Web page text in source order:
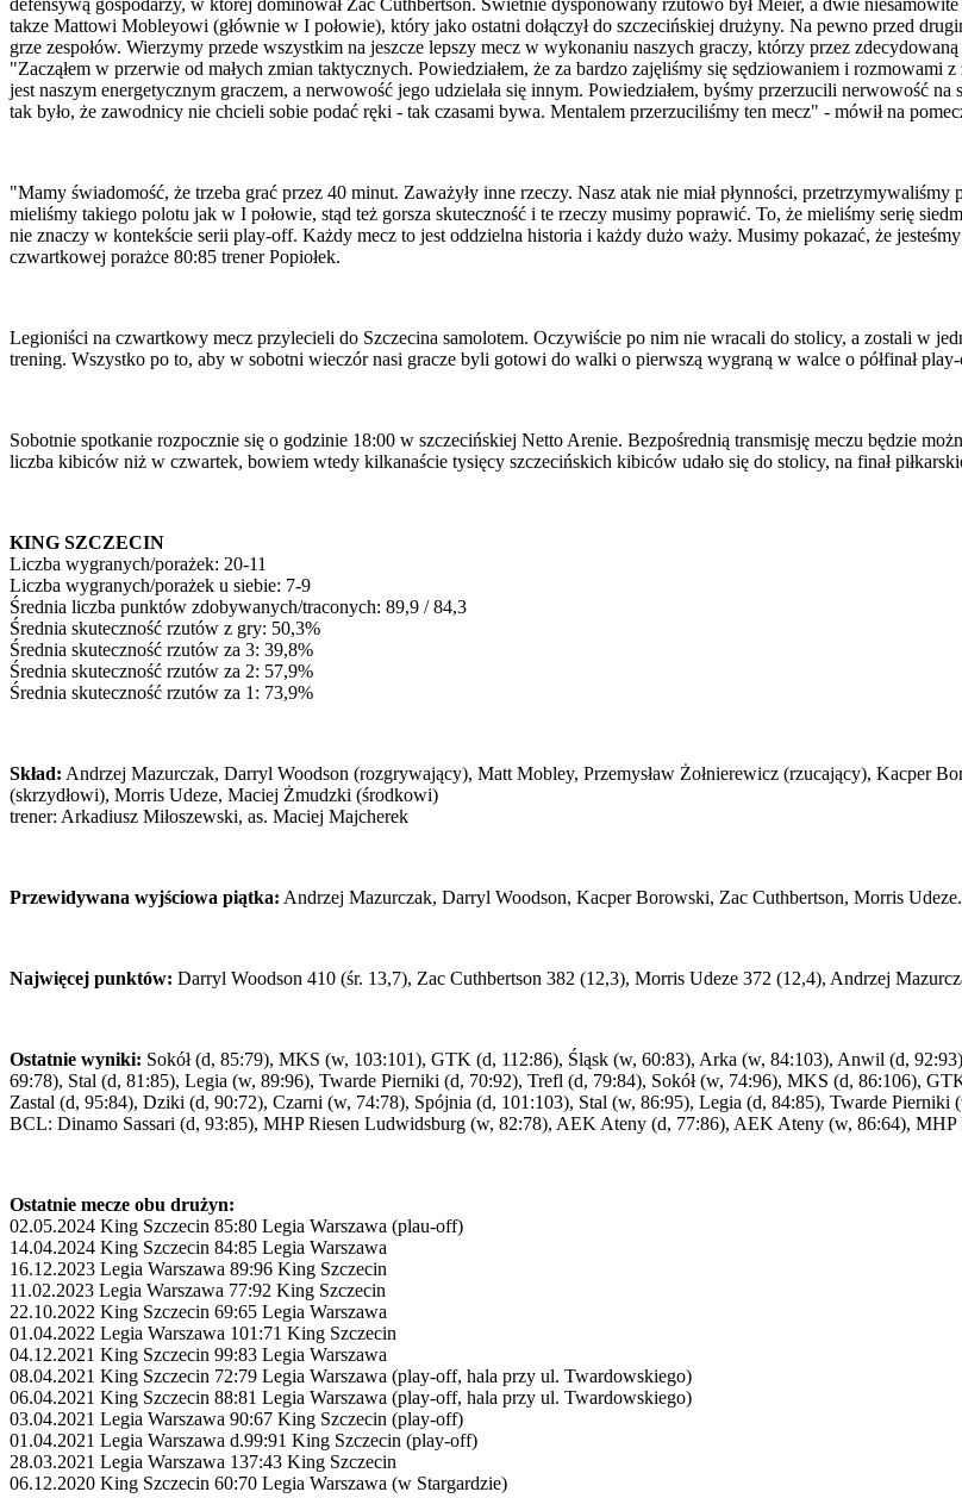
defensywą gospodarzy, w której dominował Zac Cuthbertson. Świetnie dysponowany rzutowo był Meier, a dwie
takze Mattowi Mobleyowi (głównie w I połowie), który jako ostatni dołączył do szczecińskiej drużyny. Na pewno przed
grze zespołów. Wierzymy przede wszystkim na jeszcze lepszy mecz w wykonaniu naszych graczy, którzy przez
"Zacząłem w przerwie od małych zmian taktycznych. Powiedziałem, że za bardzo zajęliśmy się sędziowaniem i
jest naszym energetycznym graczem, a nerwowość jego udzielała się innym. Powiedziałem, byśmy przerzucili nerwowość
tak było, że zawodnicy nie chcieli sobie podać ręki - tak czasami bywa. Mentalem przerzuciliśmy ten mecz" - mówił na
"Mamy świadomość, że trzeba grać przez 40 minut. Zaważyły inne rzeczy. Nasz atak nie miał płynności,
mieliśmy takiego polotu jak w I połowie, stąd też gorsza skuteczność i te rzeczy musimy poprawić. To, że mieliśmy serię
nie znaczy w kontekście serii play-off. Każdy mecz to jest oddzielna historia i każdy dużo waży. Musimy pokazać, że
czwartkowej porażce 80:85 trener Popiołek.
Legioniści na czwartkowy mecz przylecieli do Szczecina samolotem. Oczywiście po nim nie wracali do stolicy, a zostali w
trening. Wszystko po to, aby w sobotni wieczór nasi gracze byli gotowi do walki o pierwszą wygraną w walce o półfinał
Sobotnie spotkanie rozpocznie się o godzinie 18:00 w szczecińskiej Netto Arenie. Bezpośrednią transmisję meczu będzie
liczba kibiców niż w czwartek, bowiem wtedy kilkanaście tysięcy szczecińskich kibiców udało się do stolicy, na finał
KING SZCZECIN
Liczba wygranych/porażek: 20-11
Liczba wygranych/porażek u siebie: 7-9
Średnia liczba punktów zdobywanych/traconych: 89,9 / 84,3
Średnia skuteczność rzutów z gry: 50,3%
Średnia skuteczność rzutów za 3: 39,8%
Średnia skuteczność rzutów za 2: 57,9%
Średnia skuteczność rzutów za 1: 73,9%
Skład: Andrzej Mazurczak, Darryl Woodson (rozgrywający), Matt Mobley, Przemysław Żołnierewicz (rzucający), Kacper
(skrzydłowi), Morris Udeze, Maciej Żmudzki (środkowi)
trener: Arkadiusz Miłoszewski, as. Maciej Majcherek
Przewidywana wyjściowa piątka: Andrzej Mazurczak, Darryl Woodson, Kacper Borowski, Zac Cuthbertson, Morris Udeze.
Najwięcej punktów: Darryl Woodson 410 (śr. 13,7), Zac Cuthbertson 382 (12,3), Morris Udeze 372 (12,4), Andrzej
Ostatnie wyniki: Sokół (d, 85:79), MKS (w, 103:101), GTK (d, 112:86), Śląsk (w, 60:83), Arka (w, 84:103), Anwil (d,
69:78), Stal (d, 81:85), Legia (w, 89:96), Twarde Pierniki (d, 70:92), Trefl (d, 79:84), Sokół (w, 74:96), MKS (d, 86:106),
Zastal (d, 95:84), Dziki (d, 90:72), Czarni (w, 74:78), Spójnia (d, 101:103), Stal (w, 86:95), Legia (d, 84:85), Twarde
BCL: Dinamo Sassari (d, 93:85), MHP Riesen Ludwidsburg (w, 82:78), AEK Ateny (d, 77:86), AEK Ateny (w, 86:64), MHP
Ostatnie mecze obu drużyn:
02.05.2024 King Szczecin 85:80 Legia Warszawa (plau-off)
14.04.2024 King Szczecin 84:85 Legia Warszawa
16.12.2023 Legia Warszawa 89:96 King Szczecin
11.02.2023 Legia Warszawa 77:92 King Szczecin
22.10.2022 King Szczecin 69:65 Legia Warszawa
01.04.2022 Legia Warszawa 101:71 King Szczecin
04.12.2021 King Szczecin 99:83 Legia Warszawa
08.04.2021 King Szczecin 72:79 Legia Warszawa (play-off, hala przy ul. Twardowskiego)
06.04.2021 King Szczecin 88:81 Legia Warszawa (play-off, hala przy ul. Twardowskiego)
03.04.2021 Legia Warszawa 90:67 King Szczecin (play-off)
01.04.2021 Legia Warszawa d.99:91 King Szczecin (play-off)
28.03.2021 Legia Warszawa 137:43 King Szczecin
06.12.2020 King Szczecin 60:70 Legia Warszawa (w Stargardzie)